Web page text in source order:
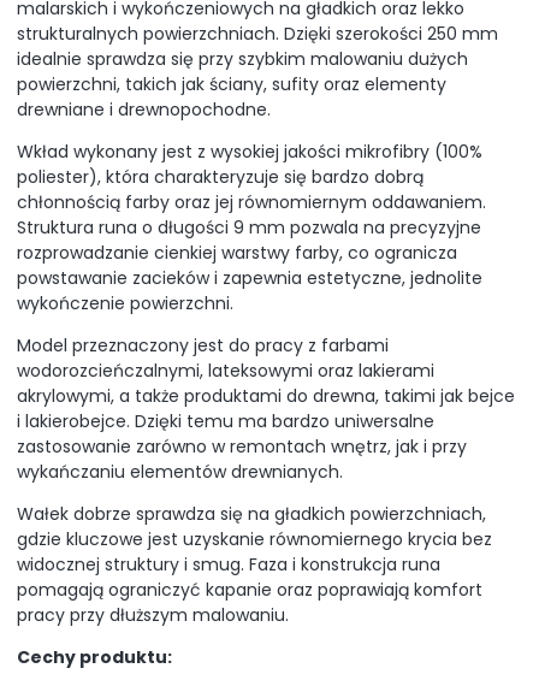
malarskich i wykończeniowych na gładkich oraz lekko
strukturalnych powierzchniach. Dzięki szerokości 250 mm
idealnie sprawdza się przy szybkim malowaniu dużych
powierzchni, takich jak ściany, sufity oraz elementy
drewniane i drewnopochodne.
Wkład wykonany jest z wysokiej jakości mikrofibry (100%
poliester), która charakteryzuje się bardzo dobrą
chłonnością farby oraz jej równomiernym oddawaniem.
Struktura runa o długości 9 mm pozwala na precyzyjne
rozprowadzanie cienkiej warstwy farby, co ogranicza
powstawanie zacieków i zapewnia estetyczne, jednolite
wykończenie powierzchni.
Model przeznaczony jest do pracy z farbami
wodorozcieńczalnymi, lateksowymi oraz lakierami
akrylowymi, a także produktami do drewna, takimi jak bejce
i lakierobejce. Dzięki temu ma bardzo uniwersalne
zastosowanie zarówno w remontach wnętrz, jak i przy
wykańczaniu elementów drewnianych.
Wałek dobrze sprawdza się na gładkich powierzchniach,
gdzie kluczowe jest uzyskanie równomiernego krycia bez
widocznej struktury i smug. Faza i konstrukcja runa
pomagają ograniczyć kapanie oraz poprawiają komfort
pracy przy dłuższym malowaniu.
Cechy produktu: